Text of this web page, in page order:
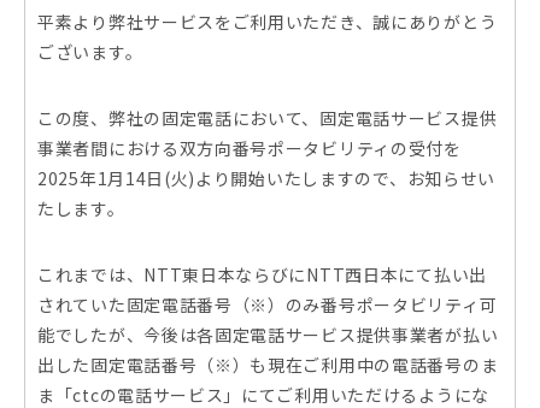
平素より弊社サービスをご利用いただき、誠にありがとう
ございます。
この度、弊社の固定電話において、固定電話サービス提供
事業者間における双方向番号ポータビリティの受付を
2025年1月14日(火)より開始いたしますので、お知らせい
たします。
これまでは、NTT東日本ならびにNTT西日本にて払い出
されていた固定電話番号（※）のみ番号ポータビリティ可
能でしたが、今後は各固定電話サービス提供事業者が払い
出した固定電話番号（※）も現在ご利用中の電話番号のま
ま「ctcの電話サービス」にてご利用いただけるようにな